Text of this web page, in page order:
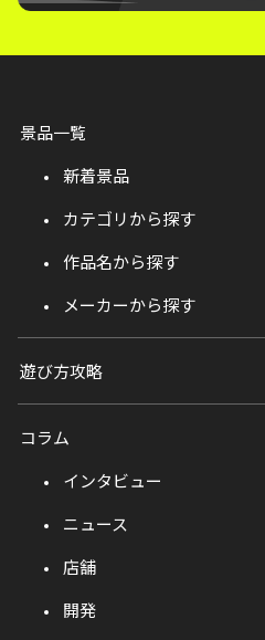
景品一覧
新着景品
カテゴリから探す
作品名から探す
メーカーから探す
遊び方攻略
コラム
インタビュー
ニュース
店舗
開発